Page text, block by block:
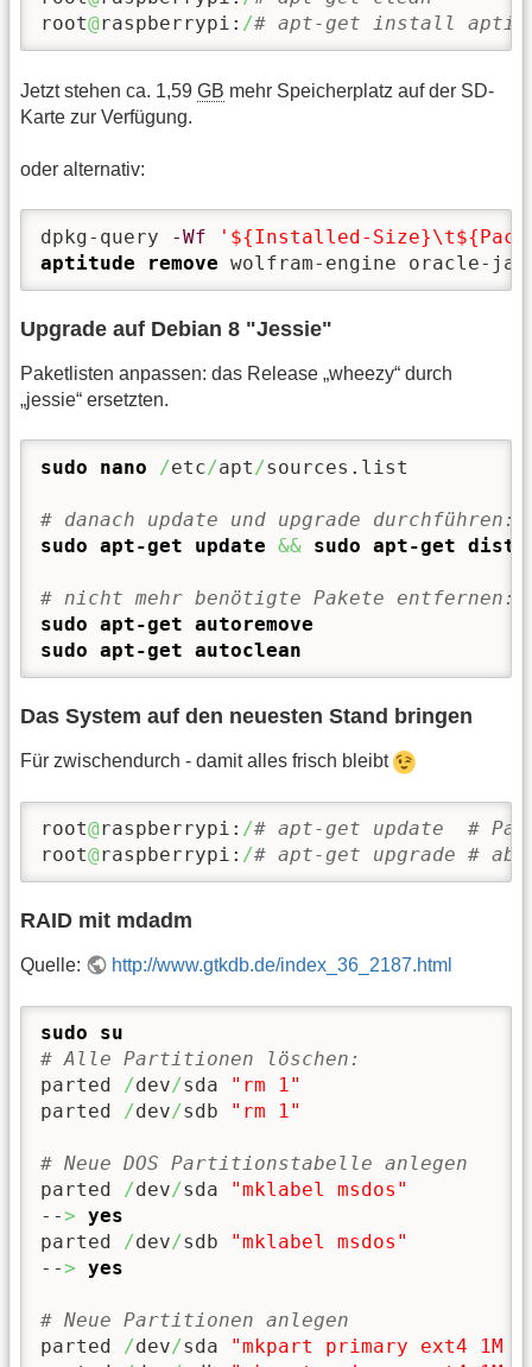
root@raspberrypi: /# apt-get install
Jetzt stehen ca. 1,59 GB mehr Speicherplatz auf der SD-
Karte zur Verfügung.
oder alternativ:
dpkg-query -Wf
'${Installed-
aptitude remove wolfram-engine oracle-
Upgrade auf Debian 8 "Jessie"
Paketlisten anpassen: das Release „wheezy“ durch
„jessie“ ersetzten.
sudo nano /etc/apt /sources.list
# danach update und upgrade durchführen:
sudo apt-get update && sudo apt-get dist-
# nicht mehr benötigte Pakete entfernen:
sudo apt-get autoremove
sudo apt-get autoclean
Das System auf den neuesten Stand bringen
Für zwischendurch - damit alles frisch bleibt
root@raspberrypi: /# apt-get update  #
root@raspberrypi: /# apt-get upgrade #
RAID mit mdadm
Quelle: http://www.gtkdb.de/index_36_2187.html
sudo
su
# Alle Partitionen löschen:
parted /dev/sda
"rm 1"
parted /dev/sdb "rm 1"
# Neue DOS Partitionstabelle anlegen
parted /dev/sda
"mklabel msdos"
--> yes
parted /dev/sdb
"mklabel msdos"
--> yes
# Neue Partitionen anlegen
parted /dev/sda
"mkpart primary ext4 1M -